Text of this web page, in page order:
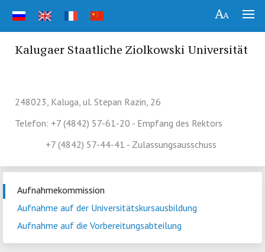
Kalugaer Staatliche Ziolkowski Universität
248023, Kaluga, ul. Stepan Razin, 26
Telefon: +7 (4842) 57-61-20 - Empfang des Rektors
+7 (4842) 57-44-41 - Zulassungsausschuss
Aufnahmekommission
Aufnahme auf der Universitätskursausbildung
Aufnahme auf die Vorbereitungsabteilung